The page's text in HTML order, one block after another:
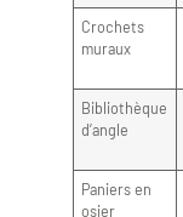
Crochets
muraux
Bibliothèque
d’angle
Paniers en
osier